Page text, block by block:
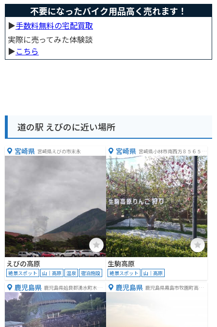
不要になったバイク用品高く売れます！
▶︎手数料無料の宅配買取
実際に売ってみた体験談
▶︎こちら
道の駅 えびのに近い場所
宮崎県 宮崎県えびの市末永
えびの高原
絶景スポット 山｜高原 温泉 宿泊施設
宮崎県 宮崎県小林市南西方８５６５
−３９
生駒高原
絶景スポット 山｜高原
鹿児島県 鹿児島県姶良郡湧水町木場5
鹿児島県 鹿児島県霧島市牧園町高千